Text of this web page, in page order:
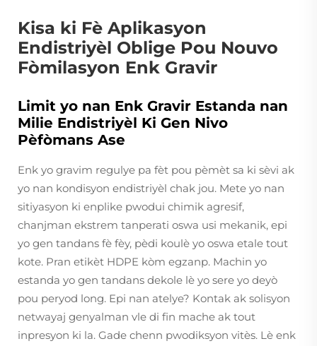
Kisa ki Fè Aplikasyon
Endistriyèl Oblige Pou Nouvo
Fòmilasyon Enk Gravir
Limit yo nan Enk Gravir Estanda nan
Milie Endistriyèl Ki Gen Nivo
Pèfòmans Ase
Enk yo gravim regulye pa fèt pou pèmèt sa ki sèvi ak
yo nan kondisyon endistriyèl chak jou. Mete yo nan
sitiyasyon ki enplike pwodui chimik agresif,
chanjman ekstrem tanperati oswa usi mekanik, epi
yo gen tandans fè fèy, pèdi koulè yo oswa etale tout
kote. Pran etikèt HDPE kòm egzanp. Machin yo
estanda yo gen tandans dekole lè yo sere yo deyò
pou peryod long. Epi nan atelye? Kontak ak solisyon
netwayaj genyalman vle di fin mache ak tout
inpresyon ki la. Gade chenn pwodiksyon vitès. Lè enk